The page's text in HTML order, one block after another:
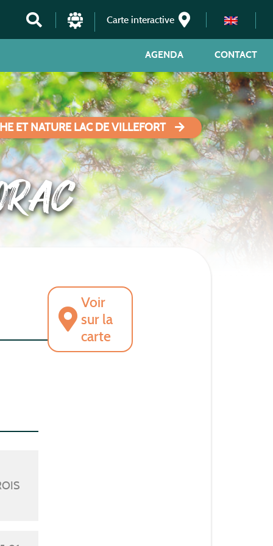
Carte interactive
CONTACT
AGENDA
ET NATURE LAC DE VILLEFORT
Voir
sur la
carte